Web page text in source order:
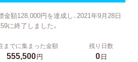
金額128,000円を達成し、2021年9月28日
に終了しました。
までに集まった金額
555,500円
残り日数
0日